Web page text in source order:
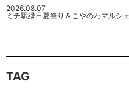
2026.08.07
ミチ駅縁日夏祭り＆こやのわマル
TAG